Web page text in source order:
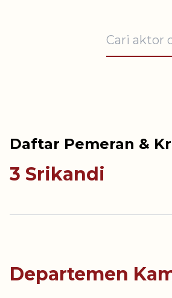
Daftar Pemeran &
3 Srikandi
Departemen